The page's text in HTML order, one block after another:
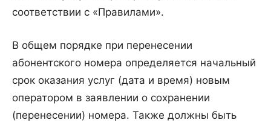
соответствии с «Правилами».
В общем порядке при перенесении
абонентского номера определяется начальный
срок оказания услуг (дата и время) новым
оператором в заявлении о сохранении
(перенесении) номера. Также должны быть